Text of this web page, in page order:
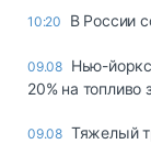
10:20 В России
09.08 Нью-
20% на топливо
09.08 Тяжелый